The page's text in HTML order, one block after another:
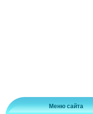
Меню сайта